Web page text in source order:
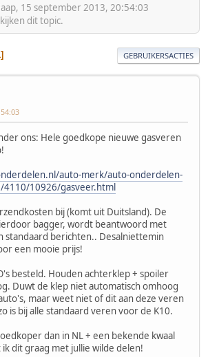
15 september 2013, 20:54:03
dit topic.
GEBRUIKERSACTIES
ons: Hele goedkope nieuwe gasveren
auto-merk/auto-onderdelen-
4110/10926/gasveer.html
bij (komt uit Duitsland). De
bagger, wordt beantwoord met
standaard berichten.. Desalniettemin
een mooie prijs!
besteld. Houden achterklep + spoiler
Duwt de klep niet automatisch omhoog
maar weet niet of dit aan deze veren
is bij alle standaard veren voor de K10.
dan in NL + een bekende kwaal
dit graag met jullie wilde delen!